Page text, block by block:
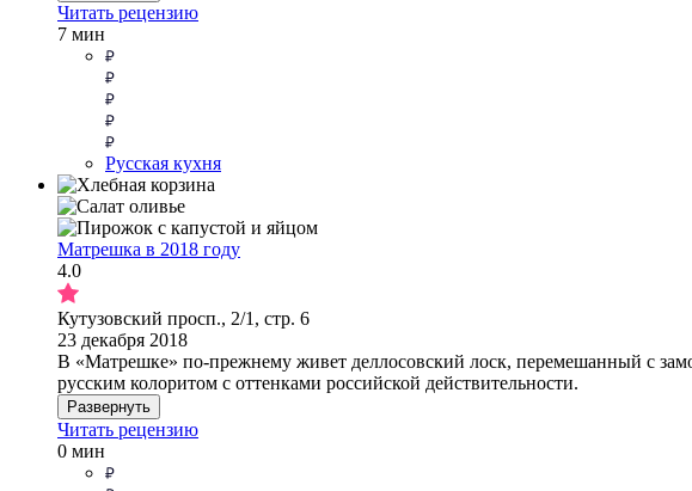
Читать рецензию
7 мин
Русская кухня
Матрешка в 2018 году
4.0
Кутузовский просп., 2/1, стр. 6
23 декабря 2018
В «Матрешке» по-прежнему живет деллосовский лоск, перемешанный с
русским колоритом с оттенками российской действительности.
Развернуть
Читать рецензию
0 мин